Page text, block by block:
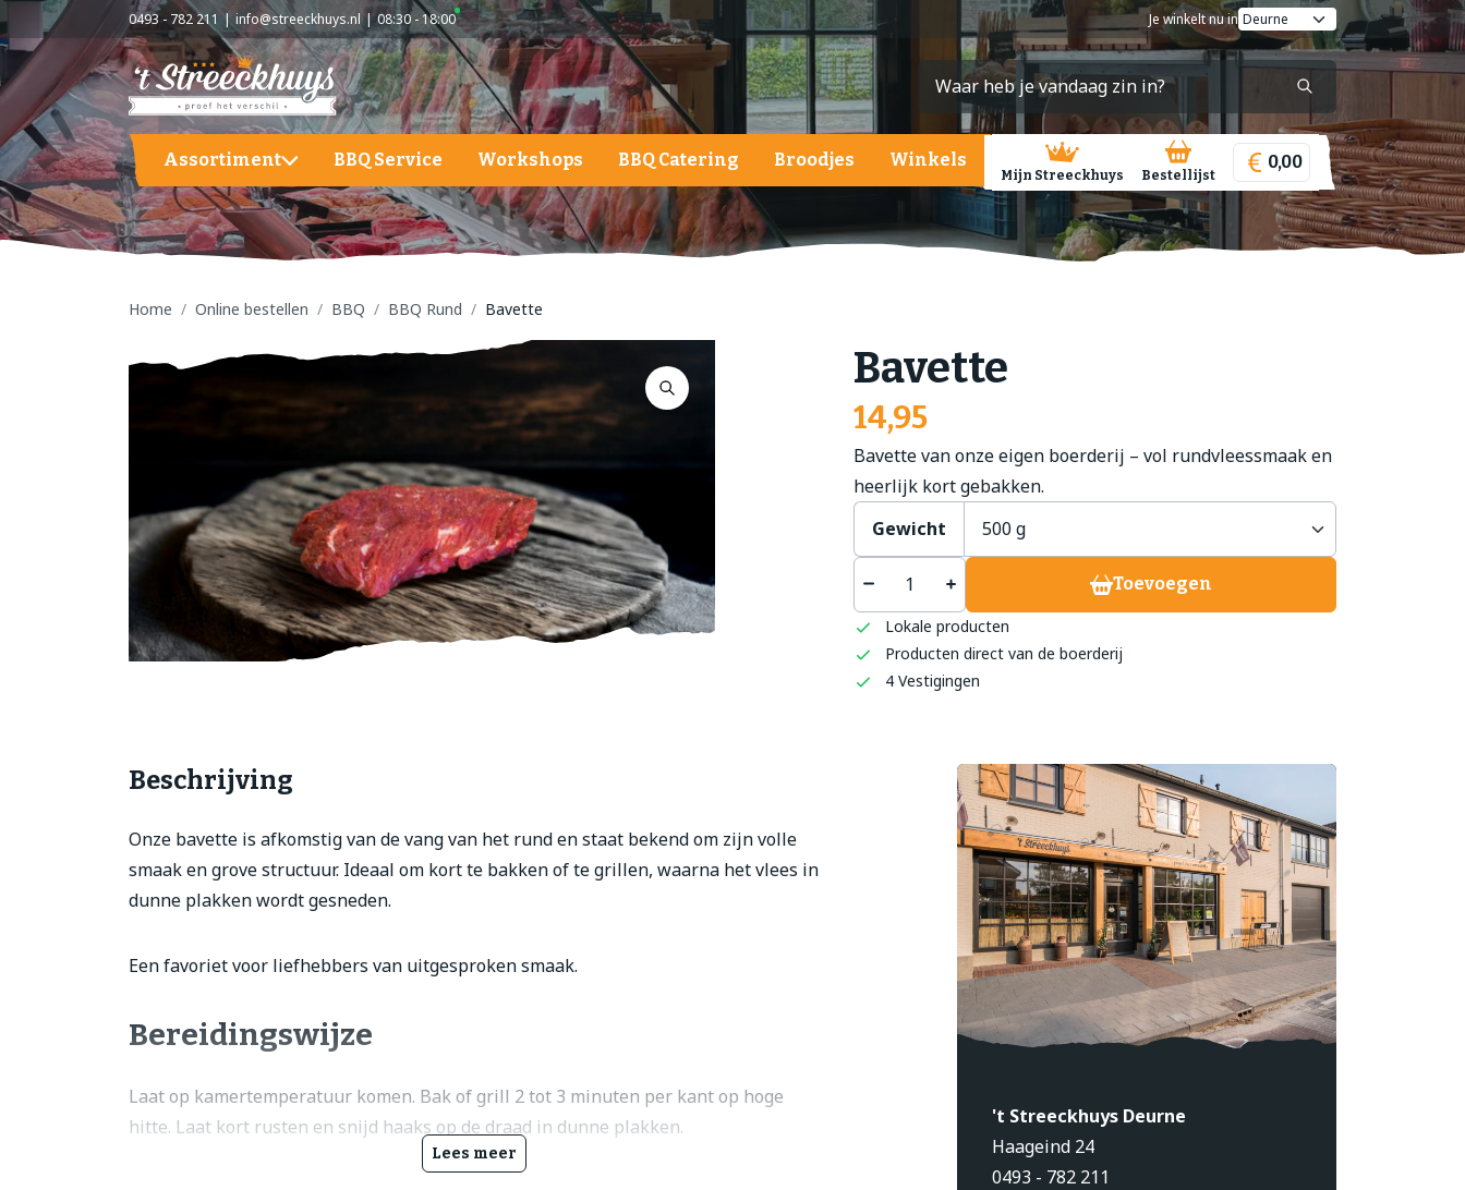
0493 - 782 211 info@streeckhuys.nl 08:30 - 18:00 Je winkelt nu in
Assortiment
Aardappelen, groente en fruit
Hapjes / Tapas
Kaas
Kant & Klaar
Vleeswaren
Gourmet
Zuivel
Aardappelen, groente en fruit
Salades
't Streeckhuys Deurne
0493 - 782 211
info@streeckhuys.nl
BBQ Service Workshops BBQ Catering Broodjes Winkels
Mijn Streeckhuys Bestellijst
0,00
Home Online bestellen BBQ BBQ Rund Bavette
Bavette
14,95
Bavette van onze eigen boerderij – vol rundvleessmaak en
heerlijk kort gebakken.
Gewicht
Toevoegen
Lokale producten
Producten direct van de boerderij
4 Vestigingen
Beschrijving
Onze bavette is afkomstig van de vang van het rund en staat bekend om zijn volle
smaak en grove structuur. Ideaal om kort te bakken of te grillen, waarna het vlees in
dunne plakken wordt gesneden.
Een favoriet voor liefhebbers van uitgesproken smaak.
Bereidingswijze
Laat op kamertemperatuur komen. Bak of grill 2 tot 3 minuten per kant op hoge
hitte. Laat kort rusten en snijd haaks op de draad in dunne plakken.
Lees meer
't Streeckhuys Deurne
Haageind 24
0493 - 782 211